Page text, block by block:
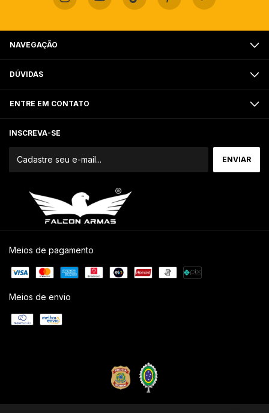
NAVEGAÇÃO
DÚVIDAS
ENTRE EM CONTATO
INSCREVA-SE
Meios de pagamento
Meios de envio